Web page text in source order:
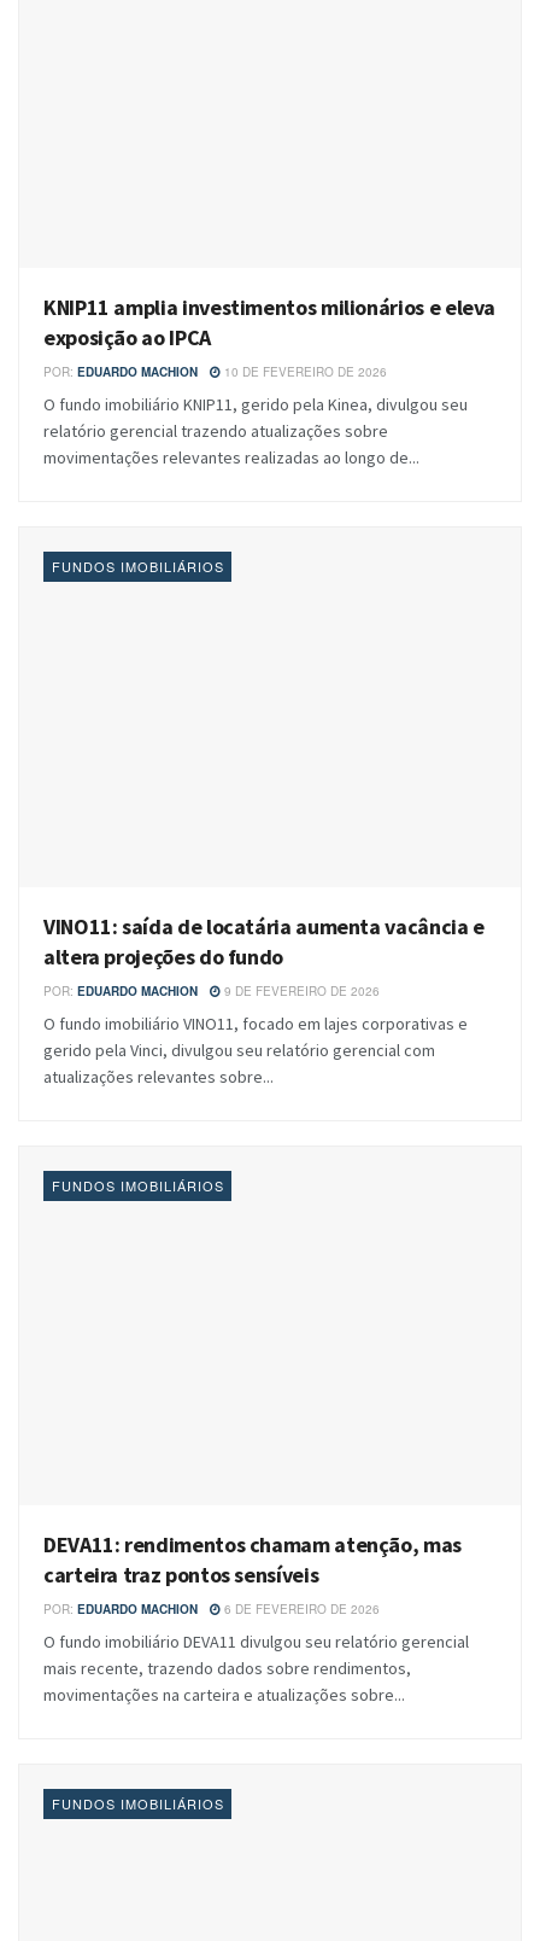
KNIP11 amplia investimentos milionários e eleva
exposição ao IPCA
POR: EDUARDO MACHION 10 DE FEVEREIRO DE 2026
O fundo imobiliário KNIP11, gerido pela Kinea, divulgou seu
relatório gerencial trazendo atualizações sobre
movimentações relevantes realizadas ao longo de...
FUNDOS IMOBILIÁRIOS
VINO11: saída de locatária aumenta vacância e
altera projeções do fundo
POR: EDUARDO MACHION 9 DE FEVEREIRO DE 2026
O fundo imobiliário VINO11, focado em lajes corporativas e
gerido pela Vinci, divulgou seu relatório gerencial com
atualizações relevantes sobre...
FUNDOS IMOBILIÁRIOS
DEVA11: rendimentos chamam atenção, mas
carteira traz pontos sensíveis
POR: EDUARDO MACHION 6 DE FEVEREIRO DE 2026
O fundo imobiliário DEVA11 divulgou seu relatório gerencial
mais recente, trazendo dados sobre rendimentos,
movimentações na carteira e atualizações sobre...
FUNDOS IMOBILIÁRIOS